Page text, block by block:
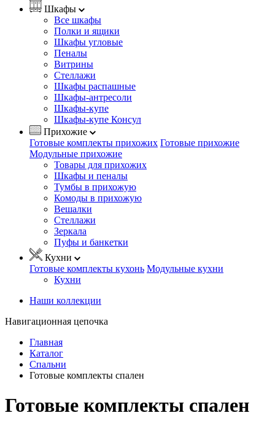
Шкафы
Все шкафы
Полки и ящики
Шкафы угловые
Пеналы
Витрины
Стеллажи
Шкафы распашные
Шкафы-антресоли
Шкафы-купе
Шкафы-купе Консул
Прихожие
Готовые комплекты прихожих Готовые прихожие
Модульные прихожие
Товары для прихожих
Шкафы и пеналы
Тумбы в прихожую
Комоды в прихожую
Вешалки
Стеллажи
Зеркала
Пуфы и банкетки
Кухни
Готовые комплекты кухонь Модульные кухни
Кухни
Наши коллекции
Навигационная цепочка
Главная
Каталог
Спальни
Готовые комплекты спален
Готовые комплекты спален